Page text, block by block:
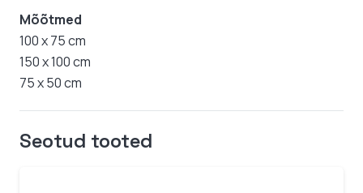
Mõõtmed
100 x 75 cm
150 x 100 cm
75 x 50 cm
Seotud tooted